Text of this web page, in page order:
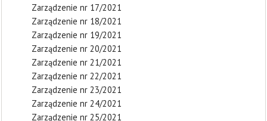
Zarządzenie nr 17/2021
Zarządzenie nr 18/2021
Zarządzenie nr 19/2021
Zarządzenie nr 20/2021
Zarządzenie nr 21/2021
Zarządzenie nr 22/2021
Zarządzenie nr 23/2021
Zarządzenie nr 24/2021
Zarządzenie nr 25/2021